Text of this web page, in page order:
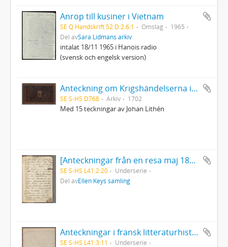
Anrop till kusiner i Vietnam
SE Q Handskrift 52:D:2:6:1 Omslag
1965
Del avSara Lidmans arkiv
intalat 18/11 1965 i Hanois radio
(svensk och engelsk version)
Anteckning om Krigshändelserna i Kurland uti Kon. Karl XIIs tid, under GeneralMajoren C.M. Stuart, af Er. Dahlberg
SE S-HS D768 Arkiv 1702
Med 15 teckningar av Johan Lithén
[Anteckningar från en resa maj 1899]. Blad i början och slutet utskurna.
SE S-HS L41:2:20
Underserie
Del avEllen Keys samling
Anteckningar i fransk litteraturhistoria. Anteckningar ur M:me Staels arbeten.
SE S-HS L41:3:11
Underserie